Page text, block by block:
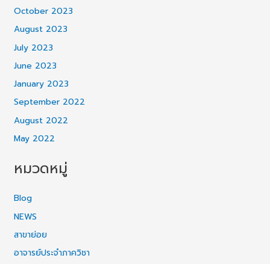
October 2023
August 2023
July 2023
June 2023
January 2023
September 2022
August 2022
May 2022
หมวดหมู่
Blog
NEWS
สาขาย่อย
อาจารย์ประจำภาควิชา